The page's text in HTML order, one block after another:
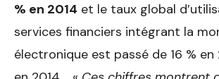
% en 2014 et le taux global
services financiers intégrant la
électronique est passé de 16 % en